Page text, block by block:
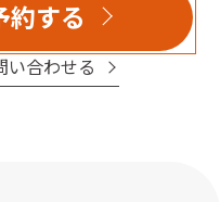
約する
い合わせる